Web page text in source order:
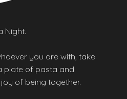
Night.
you are with, take
plate of pasta and
of being together.